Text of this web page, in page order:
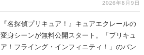
2026年8月9日
『名探偵プリキュア！』キュアエクレールの
変身シーンが無料公開スタート。「プリキュ
ア！フライング・インフィニティ！」のバン